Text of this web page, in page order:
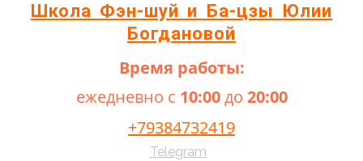
Школа Фэн-шуй и Ба-цзы Юлии
Богдановой
Время работы:
ежедневно с 10:00до 20:00
+79384732419
Telegram